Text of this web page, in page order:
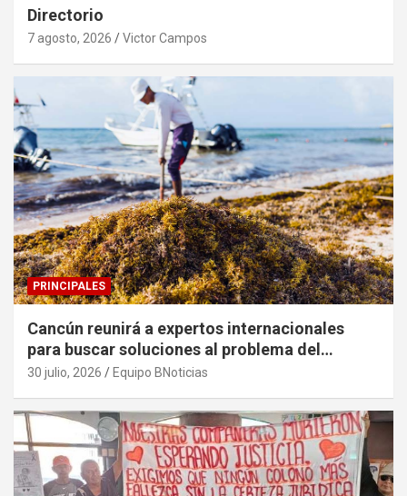
Directorio
7 agosto, 2026 Victor Campos
PRINCIPALES
Cancún reunirá a expertos internacionales
para buscar soluciones al problema del
sargazo
30 julio, 2026 Equipo BNoticias